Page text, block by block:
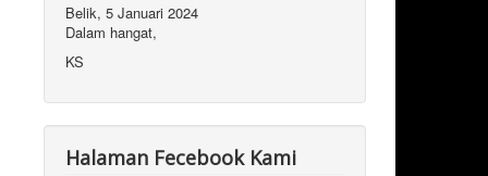
Belik, 5 Januari 2024
Dalam hangat,
KS
Halaman Fecebook Kami